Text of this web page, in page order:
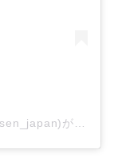
フリッツ・ハンセン ジャパン(@fritzhansen_japan)がシェアした投稿